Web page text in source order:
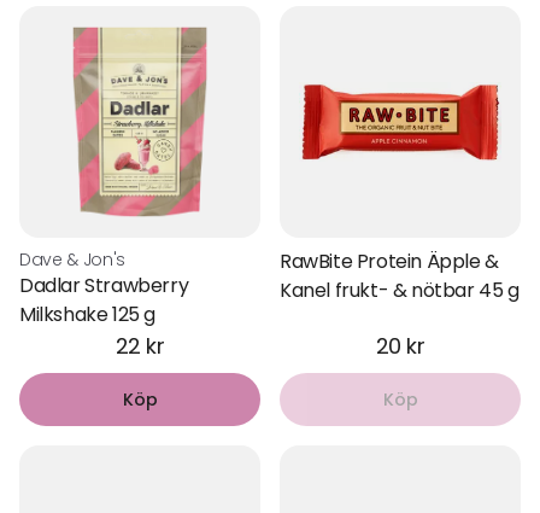
Dave & Jon's
Dadlar Strawberry
Milkshake 125 g
22 kr
Köp
RawBite Protein Äpple &
Kanel frukt- & nötbar 45 g
20 kr
Köp